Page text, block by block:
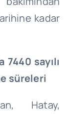
kadar
sayılı
süreleri
Hatay,